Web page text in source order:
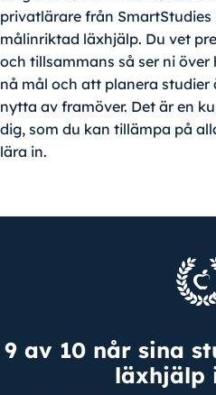
privatlärare från
målinriktad läxhjälp. Du vet
och tillsammans så ser ni
nå mål och att planera
nytta av framöver. Det är en
dig, som du kan tillämpa på
lära in.
9 av 10 når sina
läxhjälp